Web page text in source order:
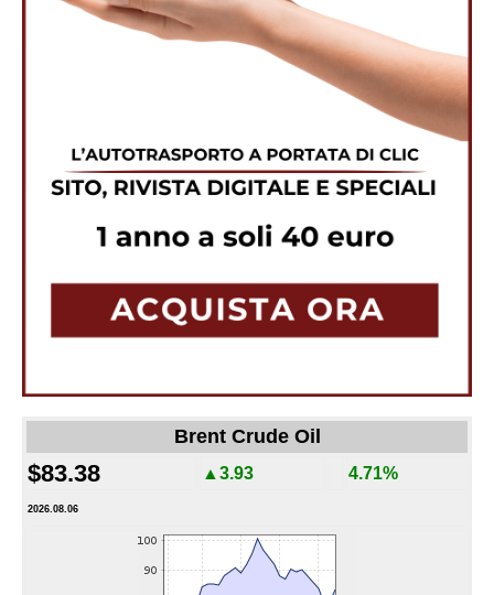
Brent Crude Oil
$83.38 ▲3.93 4.71%
2026.08.06